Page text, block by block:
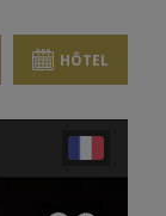
HÔTEL